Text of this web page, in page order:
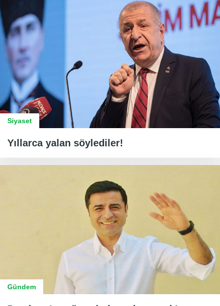
Siyaset
Yıllarca yalan söylediler!
Gündem